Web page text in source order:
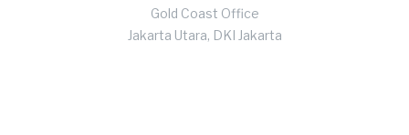
Gold Coast Office
Jakarta Utara, DKI Jakarta